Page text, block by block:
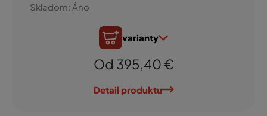
Skladom: Áno
varianty
Od 395,40 €
Detail produktu